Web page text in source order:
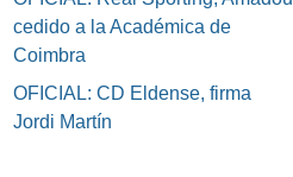
cedido a la Académica de
Coimbra
OFICIAL: CD Eldense, firma
Jordi Martín